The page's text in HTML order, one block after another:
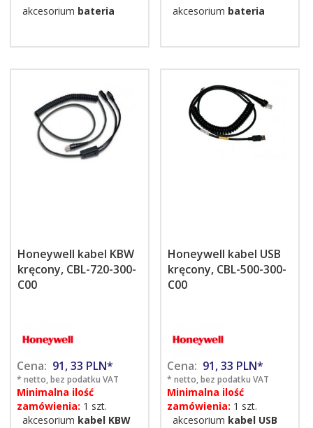
akcesorium bateria akcesorium bateria
Honeywell kabel KBW
kręcony, CBL-720-300-
C00
Cena: 91,33 PLN*
* netto, bez podatku VAT
Minimalna ilość
zamówienia: 1 szt.
akcesorium kabel KBW
Honeywell kabel USB
kręcony, CBL-500-300-
C00
Cena: 91,33 PLN*
* netto, bez podatku VAT
Minimalna ilość
zamówienia: 1 szt.
akcesorium kabel USB